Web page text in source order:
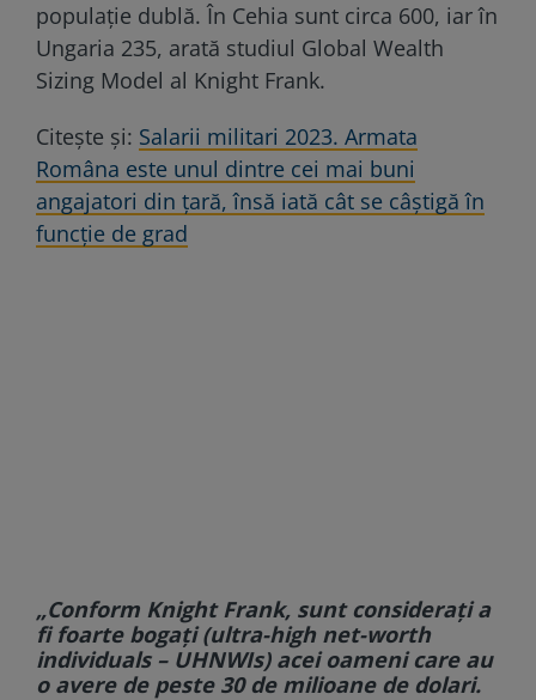
populaţie dublă. În Cehia sunt circa 600, iar în
Ungaria 235, arată studiul Global Wealth
Sizing Model al Knight Frank.
Citește și: Salarii militari 2023. Armata
Româna este unul dintre cei mai buni
angajatori din țară, însă iată cât se câștigă în
funcție de grad
„Conform Knight Frank, sunt consideraţi a
fi foarte bogaţi (ultra-high net-worth
individuals – UHNWIs) acei oameni care au
o avere de peste 30 de milioane de dolari.